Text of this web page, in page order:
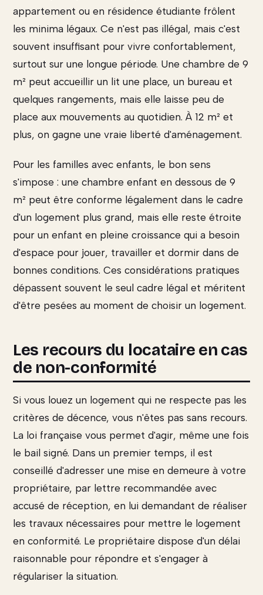
appartement ou en résidence étudiante frôlent
les minima légaux. Ce n'est pas illégal, mais c'est
souvent insuffisant pour vivre confortablement,
surtout sur une longue période. Une chambre de 9
m² peut accueillir un lit une place, un bureau et
quelques rangements, mais elle laisse peu de
place aux mouvements au quotidien. À 12 m² et
plus, on gagne une vraie liberté d'aménagement.
Pour les familles avec enfants, le bon sens
s'impose : une chambre enfant en dessous de 9
m² peut être conforme légalement dans le cadre
d'un logement plus grand, mais elle reste étroite
pour un enfant en pleine croissance qui a besoin
d'espace pour jouer, travailler et dormir dans de
bonnes conditions. Ces considérations pratiques
dépassent souvent le seul cadre légal et méritent
d'être pesées au moment de choisir un logement.
Les recours du locataire en cas
de non-conformité
Si vous louez un logement qui ne respecte pas les
critères de décence, vous n'êtes pas sans recours.
La loi française vous permet d'agir, même une fois
le bail signé. Dans un premier temps, il est
conseillé d'adresser une mise en demeure à votre
propriétaire, par lettre recommandée avec
accusé de réception, en lui demandant de réaliser
les travaux nécessaires pour mettre le logement
en conformité. Le propriétaire dispose d'un délai
raisonnable pour répondre et s'engager à
régulariser la situation.